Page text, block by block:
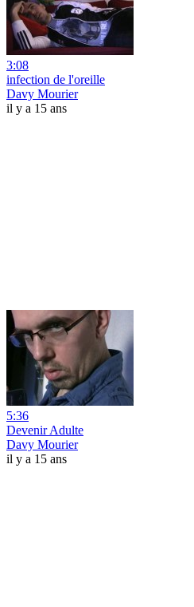
3:08
infection de l'oreille
Davy Mourier
il y a 15 ans
5:36
Devenir Adulte
Davy Mourier
il y a 15 ans